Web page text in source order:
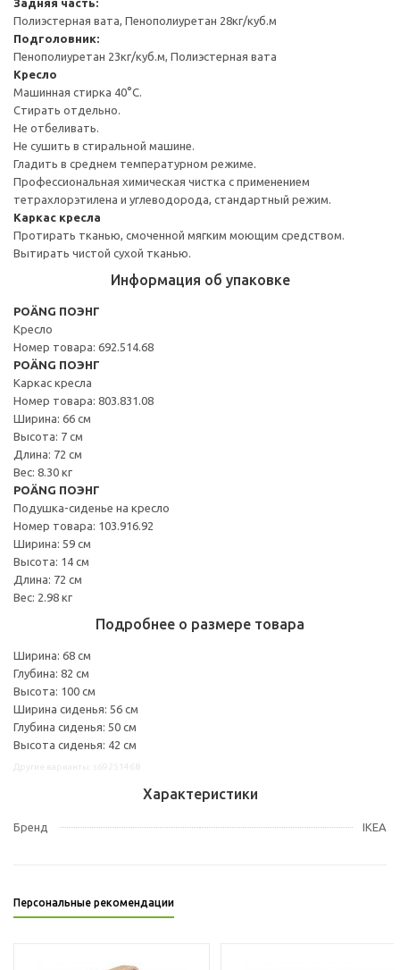
Полиэстерная вата, Пенополиуретан 28кг/куб.м
Подголовник:
Пенополиуретан 23кг/куб.м, Полиэстерная вата
Кресло
Машинная стирка 40°С.
Стирать отдельно.
Не отбеливать.
Не сушить в стиральной машине.
Гладить в среднем температурном режиме.
Профессиональная химическая чистка с применением
тетрахлорэтилена и углеводорода, стандартный режим.
Каркас кресла
Протирать тканью, смоченной мягким моющим средством.
Вытирать чистой сухой тканью.
Информация об упаковке
POÄNG ПОЭНГ
Кресло
Номер товара: 692.514.68
POÄNG ПОЭНГ
Каркас кресла
Номер товара: 803.831.08
Ширина: 66 см
Высота: 7 см
Длина: 72 см
Вес: 8.30 кг
POÄNG ПОЭНГ
Подушка-сиденье на кресло
Номер товара: 103.916.92
Ширина: 59 см
Высота: 14 см
Длина: 72 см
Вес: 2.98 кг
Подробнее о размере товара
Ширина: 68 см
Глубина: 82 см
Высота: 100 см
Ширина сиденья: 56 см
Глубина сиденья: 50 см
Высота сиденья: 42 см
Характеристики
Бренд IKEA
Персональные рекомендации